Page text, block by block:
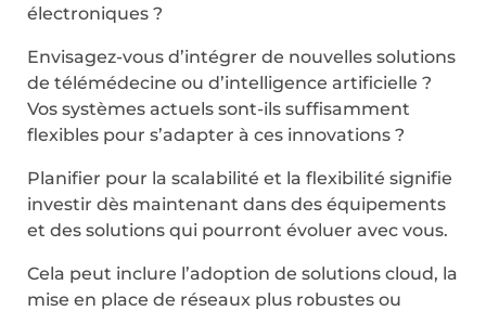
électroniques ?
Envisagez-vous d’intégrer de nouvelles solutions
de télémédecine ou d’intelligence artificielle ?
Vos systèmes actuels sont-ils suffisamment
flexibles pour s’adapter à ces innovations ?
Planifier pour la scalabilité et la flexibilité signifie
investir dès maintenant dans des équipements
et des solutions qui pourront évoluer avec vous.
Cela peut inclure l’adoption de solutions cloud, la
mise en place de réseaux plus robustes ou